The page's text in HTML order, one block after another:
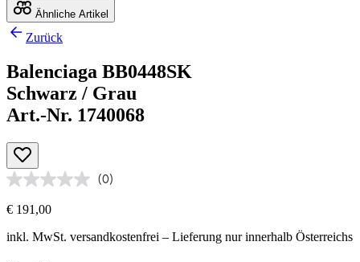
Ähnliche Artikel
Zurück
Balenciaga BB0448SK
Schwarz / Grau
Art.-Nr. 1740068
(0)
€ 191,00
inkl. MwSt. versandkostenfrei – Lieferung nur innerhalb Österreichs